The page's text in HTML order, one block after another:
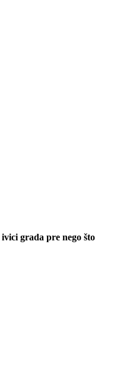
grada pre nego što